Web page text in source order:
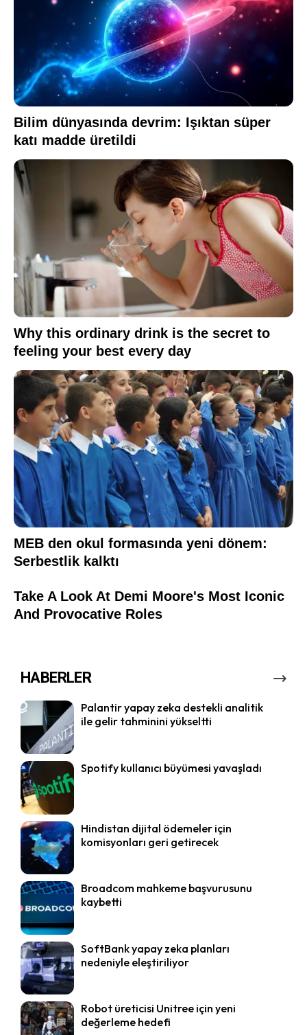
HABERLER
Palantir yapay zeka destekli analitik
ile gelir tahminini yükseltti
Spotify kullanıcı büyümesi yavaşladı
Hindistan dijital ödemeler için
komisyonları geri getirecek
Broadcom mahkeme başvurusunu
kaybetti
SoftBank yapay zeka planları
nedeniyle eleştiriliyor
Robot üreticisi Unitree için yeni
değerleme hedefi